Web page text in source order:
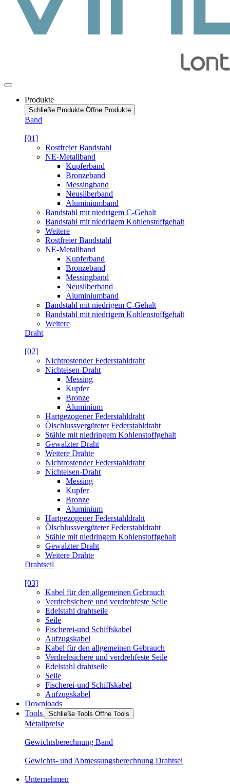
Produkte
Schließe Produkte Öffne Produkte
Band
[01]
Rostfreier Bandstahl
NE-Metallband
Kupferband
Bronzeband
Messingband
Neusilberband
Aluminiumband
Bandstahl mit niedrigem C-Gehalt
Bandstahl mit niedrigem Kohlenstoffgehalt
Weitere
Rostfreier Bandstahl
NE-Metallband
Kupferband
Bronzeband
Messingband
Neusilberband
Aluminiumband
Bandstahl mit niedrigem C-Gehalt
Bandstahl mit niedrigem Kohlenstoffgehalt
Weitere
Draht
[02]
Nichtrostender Federstahldraht
Nichteisen-Draht
Messing
Kupfer
Bronze
Aluminium
Hartgezogener Federstahldraht
Ölschlussvergüteter Federstahldraht
Stähle mit niedringem Kohlenstoffgehalt
Gewalzter Draht
Weitere Drähte
Nichtrostender Federstahldraht
Nichteisen-Draht
Messing
Kupfer
Bronze
Aluminium
Hartgezogener Federstahldraht
Ölschlussvergüteter Federstahldraht
Stähle mit niedringem Kohlenstoffgehalt
Gewalzter Draht
Weitere Drähte
Drahtseil
[03]
Kabel für den allgemeinen Gebrauch
Verdrehsichere und verdrehfeste Seile
Edelstahl drahtseile
Seile
Fischerei-und Schiffskabel
Aufzugskabel
Kabel für den allgemeinen Gebrauch
Verdrehsichere und verdrehfeste Seile
Edelstahl drahtseile
Seile
Fischerei-und Schiffskabel
Aufzugskabel
Downloads
Tools
Schließe Tools Öffne Tools
Metallpreise
Gewichtsberechnung Band
Gewichts- und Abmessungsberechnung Drahtsei
Unternehmen